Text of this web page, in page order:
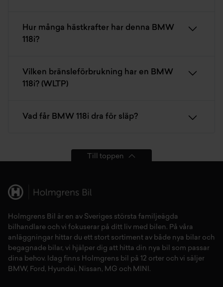
Hur många hästkrafter har denna BMW
118i?
Vilken bränsleförbrukning har en BMW
118i? (WLTP)
Vad får BMW 118i dra för släp?
Till toppen
Holmgrens Bil är en av Sveriges största familjeägda
bilhandlare och vi fokuserar på ditt liv med bilen. På våra
anläggningar hittar du ett stort sortiment av både nya bilar och
begagnade bilar, vi hjälper dig att hitta din nya bil som passar
dina behov. Idag finns Holmgrens bil på 12 orter och vi säljer
BMW, Ford , Hyundai, Nissan , MG och MINI .